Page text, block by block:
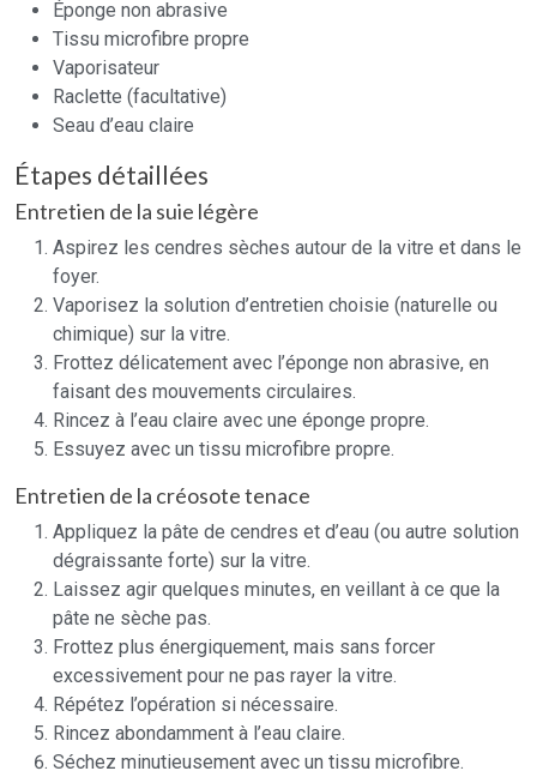
Éponge non abrasive
Tissu microfibre propre
Vaporisateur
Raclette (facultative)
Seau d’eau claire
Étapes détaillées
Entretien de la suie légère
Aspirez les cendres sèches autour de la vitre et dans le
foyer.
Vaporisez la solution d’entretien choisie (naturelle ou
chimique) sur la vitre.
Frottez délicatement avec l’éponge non abrasive, en
faisant des mouvements circulaires.
Rincez à l’eau claire avec une éponge propre.
Essuyez avec un tissu microfibre propre.
Entretien de la créosote tenace
Appliquez la pâte de cendres et d’eau (ou autre solution
dégraissante forte) sur la vitre.
Laissez agir quelques minutes, en veillant à ce que la
pâte ne sèche pas.
Frottez plus énergiquement, mais sans forcer
excessivement pour ne pas rayer la vitre.
Répétez l’opération si nécessaire.
Rincez abondamment à l’eau claire.
Séchez minutieusement avec un tissu microfibre.